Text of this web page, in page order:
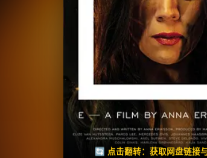
🔄 点击翻转：获取网盘链接
失效请反
🧧️
天天领红包